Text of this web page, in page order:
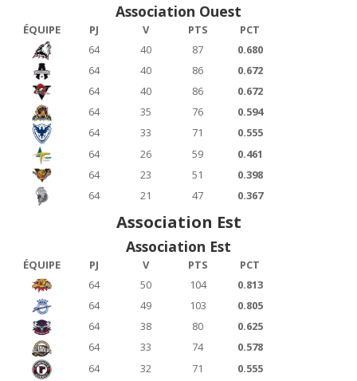
Association Ouest
ÉQUIPE PJ V PTS
PCT
64
40 87
0.680
64
40 86
0.672
64
40 86
0.672
64
35 76
0.594
64
33 71
0.555
64
26 59
0.461
64
23 51
0.398
64
21 47 0.367
Association Est
Association Est
ÉQUIPE PJ V PTS
PCT
64
50 104
0.813
64
49 103
0.805
64
38 80
0.625
64
33 74
0.578
64
32 71 0.555